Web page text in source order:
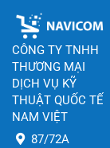
CÔNG TY TNHH
THƯƠNG MẠI
DỊCH VỤ KỸ
THUẬT QUỐC TẾ
NAM VIỆT
87/72A